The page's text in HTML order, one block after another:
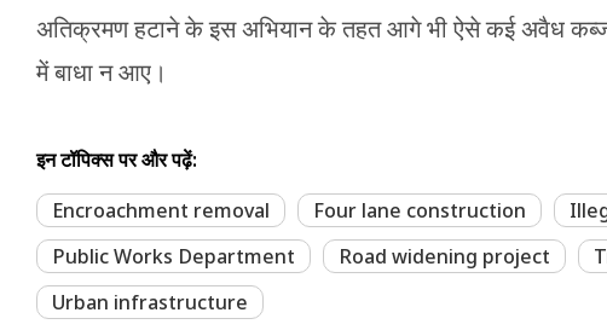
अतिक्रमण हटाने के इस अभियान के तहत आगे भी ऐसे कई अवैध कब्जों
में बाधा न आए।
इन टॉपिक्स पर और पढ़ें:
Encroachment removal
Four lane construction
Public Works Department
Road widening project
Urban infrastructure